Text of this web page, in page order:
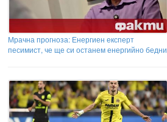
Мрачна прогноза: Енергиен експерт
песимист, че ще си останем енергийно бедни